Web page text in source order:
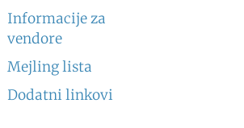
Informacije za
vendore
Mejling lista
Dodatni linkovi